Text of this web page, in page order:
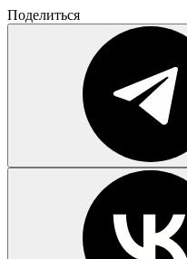
Поделиться